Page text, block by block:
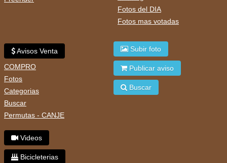
Fotos del DIA
Fotos mas votadas
Avisos Venta
COMPRO
Fotos
Categorias
Buscar
Permutas - CANJE
Videos
Bicicleterias
Subir foto
Publicar aviso
Buscar